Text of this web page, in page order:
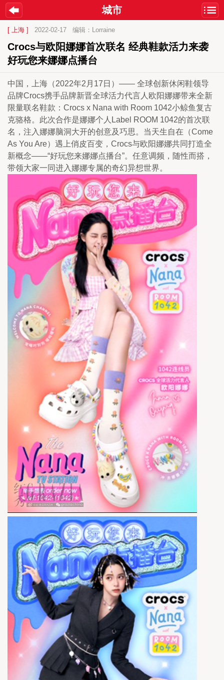
城市
[ 上海 ] 2022-02-17 编辑：Lorraine
Crocs与欧阳娜娜首次联名 经典鞋款活力来袭
好玩您来娜娜点播台
中国，上海（2022年2月17日）—— 全球创新休闲鞋领导
品牌Crocs携手品牌新晋全球活力代言人欧阳娜娜带来全新
限量联名鞋款：Crocs x Nana with Room 1042小鲸鱼复古
克骆格。此次合作是娜娜个人Label ROOM 1042的首次联
名，注入娜娜脑洞大开的创意及巧思。当天生自在（Come
As You Are）遇上俏皮百变，Crocs与欧阳娜娜共同打造全
新概念——“好玩您来娜娜点播台”。任意调频，随性而搭，
带领大家一同进入娜娜专属的奇幻异想世界。